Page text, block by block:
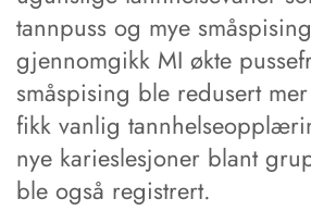
tannpuss og mye
gjennomgikk MI økte
småspising ble redusert
fikk vanlig
nye karieslesjoner blant
ble også registrert.